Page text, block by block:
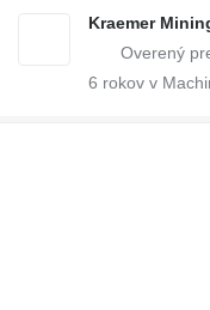
Kraemer
6 rokov v